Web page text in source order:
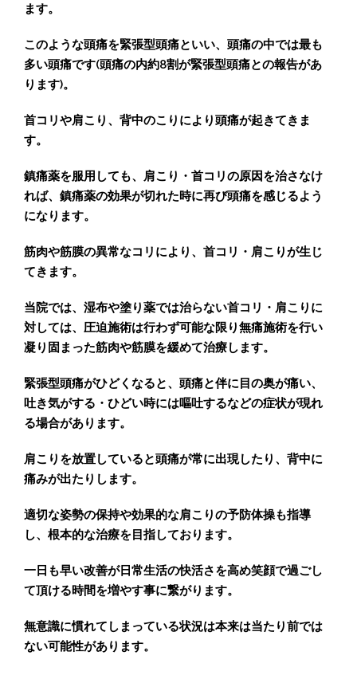
ます。
このような頭痛を緊張型頭痛といい、頭痛の中では最も
多い頭痛です(頭痛の内約8割が緊張型頭痛との報告があ
ります)。
首コリや肩こり、背中のこりにより頭痛が起きてきま
す。
鎮痛薬を服用しても、肩こり・首コリの原因を治さなけ
れば、鎮痛薬の効果が切れた時に再び頭痛を感じるよう
になります。
筋肉や筋膜の異常なコリにより、首コリ・肩こりが生じ
てきます。
当院では、湿布や塗り薬では治らない首コリ・肩こりに
対しては、圧迫施術は行わず可能な限り無痛施術を行い
凝り固まった筋肉や筋膜を緩めて治療します。
緊張型頭痛がひどくなると、頭痛と伴に目の奥が痛い、
吐き気がする・ひどい時には嘔吐するなどの症状が現れ
る場合があります。
肩こりを放置していると頭痛が常に出現したり、背中に
痛みが出たりします。
適切な姿勢の保持や効果的な肩こりの予防体操も指導
し、根本的な治療を目指しております。
一日も早い改善が日常生活の快活さを高め笑顔で過ごし
て頂ける時間を増やす事に繋がります。
無意識に慣れてしまっている状況は本来は当たり前では
ない可能性があります。